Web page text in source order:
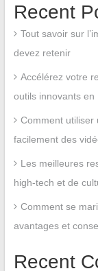
Recent
Tout savoir sur
devez retenir
Accélérez votre
outils innovants en
Comment utiliser
facilement des
Les meilleures
high-tech et de
Comment se
avantages et
Recent